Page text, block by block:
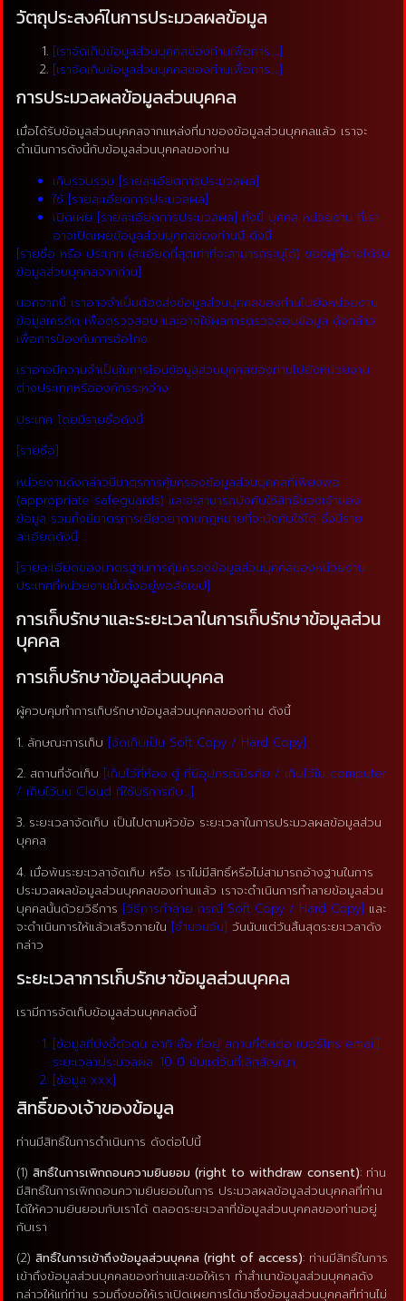
วัตถุประสงค์ในการประมวลผลข้อมูล
[เราจัดเก็บข้อมูลส่วนบุคคลของท่านเพื่อการ….]
[เราจัดเก็บข้อมูลส่วนบุคคลของท่านเพื่อการ….]
การประมวลผลข้อมูลส่วนบุคคล
เมื่อได้รับข้อมูลส่วนบุคคลจากแหล่งที่มาของข้อมูลส่วนบุคคลแล้ว เราจะ
ดำเนินการดังนี้กับข้อมูลส่วนบุคคลของท่าน
เก็บรวบรวม [รายละเอียดการประมวลผล]
ใช้ [รายละเอียดการประมวลผล]
เปิดเผย [รายละเอียดการประมวลผล] ทั้งนี้ บุคคล หน่วยงาน ที่เรา
อาจเปิดเผยข้อมูลส่วนบุคคลของท่านมี ดังนี้
[รายชื่อ หรือ ประเภท (ละเอียดที่สุดเท่าที่จะสามารถระบุได้) ของผู้ที่อาจได้รับ
ข้อมูลส่วนบุคคลจากท่าน]
นอกจากนี้ เราอาจจำเป็นต้องส่งข้อมูลส่วนบุคคลของท่านไปยังหน่วยงาน
ข้อมูลเครดิต เพื่อตรวจสอบ และอาจใช้ผลการตรวจสอบข้อมูล ดังกล่าว
เพื่อการป้องกันการฉ้อโกง
เราอาจมีความจำเป็นในการโอนข้อมูลส่วนบุคคลของท่านไปยังหน่วยงาน
ต่างประเทศหรือองค์กรระหว่าง
ประเทศ โดยมีรายชื่อดังนี้
[รายชื่อ]
หน่วยงานดังกล่าวมีมาตรการคุ้มครองข้อมูลส่วนบุคคลที่เพียงพอ
(appropriate safeguards) และจะสามารถบังคับใช้สิทธิ์ของเจ้าของ
ข้อมูล รวมทั้งมีมาตรการเยียวยาตามกฎหมายที่จะบังคับใช้ได้ ซึ่งมีราย
ละเอียดดังนี้
[รายละเอียดของมาตรฐานการคุ้มครองข้อมูลส่วนบุคคลของหน่วยงาน
ประเทศที่หน่วยงานนั้นตั้งอยู่พอสังเขป]
การเก็บรักษาและระยะเวลาในการเก็บรักษาข้อมูลส่วน
บุคคล
การเก็บรักษาข้อมูลส่วนบุคคล
ผู้ควบคุมทำการเก็บรักษาข้อมูลส่วนบุคคลของท่าน ดังนี้
1. ลักษณะการเก็บ [จัดเก็บเป็น Soft Copy / Hard Copy]
2. สถานที่จัดเก็บ [เก็บไว้ที่ห้อง ตู้ ที่มีอุปกรณ์นิรภัย / เก็บไว้ใน computer
/ เก็บไว้บน Cloud ที่ใช้บริการกับ…]
3. ระยะเวลาจัดเก็บ เป็นไปตามหัวข้อ ระยะเวลาในการประมวลผลข้อมูลส่วน
บุคคล
4. เมื่อพ้นระยะเวลาจัดเก็บ หรือ เราไม่มีสิทธิ์หรือไม่สามารถอ้างฐานในการ
ประมวลผลข้อมูลส่วนบุคคลของท่านแล้ว เราจะดำเนินการทำลายข้อมูลส่วน
บุคคลนั้นด้วยวิธีการ [วิธีการทำลาย กรณี Soft Copy / Hard Copy] และ
จะดำเนินการให้แล้วเสร็จภายใน [จำนวนวัน] วันนับแต่วันสิ้นสุดระยะเวลาดัง
กล่าว
ระยะเวลาการเก็บรักษาข้อมูลส่วนบุคคล
เรามีการจัดเก็บข้อมูลส่วนบุคคลดังนี้
[ข้อมูลที่บ่งชี้ตัวตน อาทิ ชื่อ ที่อยู่ สถานที่ติดต่อ เบอร์โทร email]
ระยะเวลาประมวลผล: 10 ปี นับแต่วันที่เลิกสัญญา
[ข้อมูล xxx]
สิทธิ์ของเจ้าของข้อมูล
ท่านมีสิทธิ์ในการดำเนินการ ดังต่อไปนี้
(1) สิทธิ์ในการเพิกถอนความยินยอม (right to withdraw consent): ท่าน
มีสิทธิ์ในการเพิกถอนความยินยอมในการ ประมวลผลข้อมูลส่วนบุคคลที่ท่าน
ได้ให้ความยินยอมกับเราได้ ตลอดระยะเวลาที่ข้อมูลส่วนบุคคลของท่านอยู่
กับเรา
(2) สิทธิ์ในการเข้าถึงข้อมูลส่วนบุคคล (right of access): ท่านมีสิทธิ์ในการ
เข้าถึงข้อมูลส่วนบุคคลของท่านและขอให้เรา ทำสำเนาข้อมูลส่วนบุคคลดัง
กล่าวให้แก่ท่าน รวมถึงขอให้เราเปิดเผยการได้มาซึ่งข้อมูลส่วนบุคคลที่ท่านไม่